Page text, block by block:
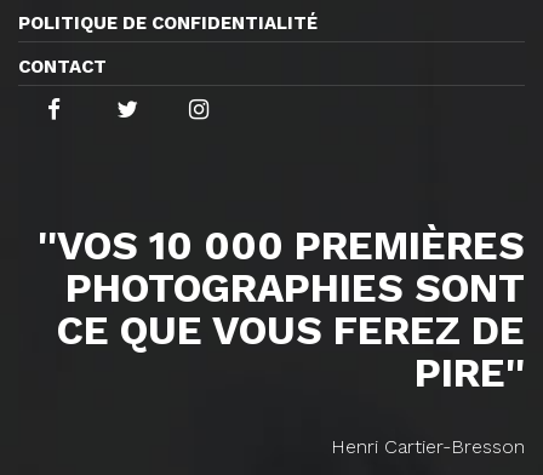
POLITIQUE DE CONFIDENTIALITÉ
CONTACT
''VOS 10 000 PREMIÈRES
PHOTOGRAPHIES SONT
CE QUE VOUS FEREZ DE
PIRE''
Henri Cartier-Bresson